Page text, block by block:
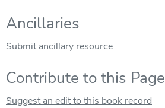
Ancillaries
Submit ancillary resource
Contribute to this Page
Suggest an edit to this book record